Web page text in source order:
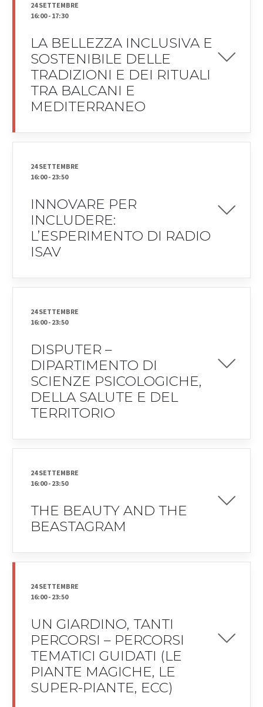
24 SETTEMBRE
16:00- 17:30
LA BELLEZZA INCLUSIVA E
SOSTENIBILE DELLE
TRADIZIONI E DEI RITUALI
TRA BALCANI E
MEDITERRANEO
24 SETTEMBRE
16:00- 23:50
INNOVARE PER
INCLUDERE:
L’ESPERIMENTO DI RADIO
ISAV
24 SETTEMBRE
16:00- 23:50
DISPUTER –
DIPARTIMENTO DI
SCIENZE PSICOLOGICHE,
DELLA SALUTE E DEL
TERRITORIO
24 SETTEMBRE
16:00- 23:50
THE BEAUTY AND THE
BEASTAGRAM
24 SETTEMBRE
16:00- 23:50
UN GIARDINO, TANTI
PERCORSI – PERCORSI
TEMATICI GUIDATI (LE
PIANTE MAGICHE, LE
SUPER-PIANTE, ECC)